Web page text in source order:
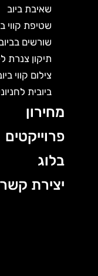
שאיבת ביוב
שטיפת קווי ביוב
שורשים בביוב
תיקון צנרת
צילום קווי ביוב
ביובית לחניונים
מחירון
פרוייקטים
בלוג
יצירת קשר